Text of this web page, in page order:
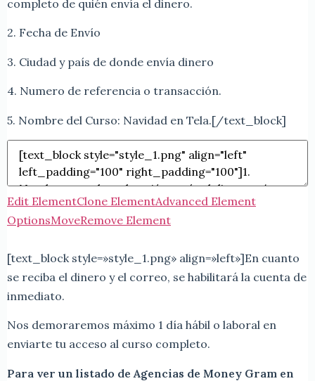
completo de quién envía el dinero.
2. Fecha de Envío
3. Ciudad y país de donde envía dinero
4. Numero de referencia o transacción.
5. Nombre del Curso: Navidad en Tela.[/text_block]
Edit ElementClone ElementAdvanced Element
OptionsMoveRemove Element
[text_block style=»style_1.png» align=»left»]En cuanto
se reciba el dinero y el correo, se habilitará la cuenta de
inmediato.
Nos demoraremos máximo 1 día hábil o laboral en
enviarte tu acceso al curso completo.
Para ver un listado de Agencias de Money Gram en